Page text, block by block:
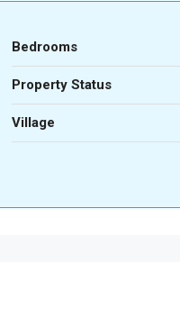
Bedrooms
Property Status
Village